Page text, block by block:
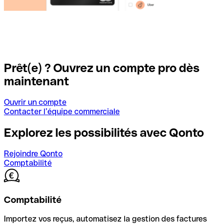
Prêt(e) ? Ouvrez un compte pro dès
maintenant
Ouvrir un compte
Contacter l’équipe commerciale
Explorez les possibilités avec Qonto
Rejoindre Qonto
Comptabilité
Comptabilité
Importez vos reçus, automatisez la gestion des factures